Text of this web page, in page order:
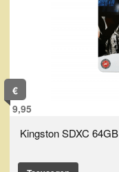
€
9,95
Kingston SDXC